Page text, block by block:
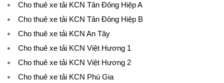
Cho thuê xe tải KCN Tân Đông Hiệp A
Cho thuê xe tải KCN Tân Đông Hiệp B
Cho thuê xe tải KCN An Tây
Cho thuê xe tải KCN Việt Hương 1
Cho thuê xe tải KCN Việt Hương 2
Cho thuê xe tải KCN Phú Gia